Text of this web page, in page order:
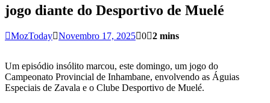
jogo diante do Desportivo de Muelé
MozToday Novembro 17, 2025 0 2 mins
Um episódio insólito marcou, este domingo, um jogo do
Campeonato Provincial de Inhambane, envolvendo as Águias
Especiais de Zavala e o Clube Desportivo de Muelé.